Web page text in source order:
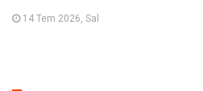
14 Tem 2026, Sal